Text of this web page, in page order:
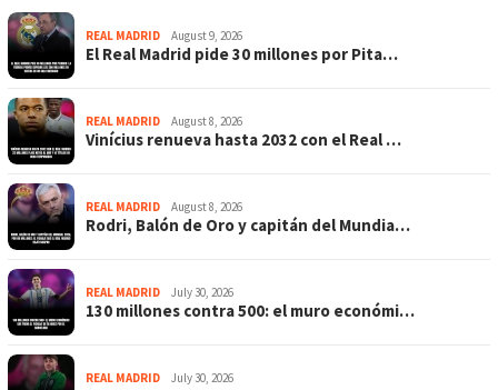
REAL MADRID August 9, 2026
El Real Madrid pide 30 millones por Pita…
REAL MADRID August 8, 2026
Vinícius renueva hasta 2032 con el Real …
REAL MADRID August 8, 2026
Rodri, Balón de Oro y capitán del Mundia…
REAL MADRID July 30, 2026
130 millones contra 500: el muro económi…
REAL MADRID July 30, 2026